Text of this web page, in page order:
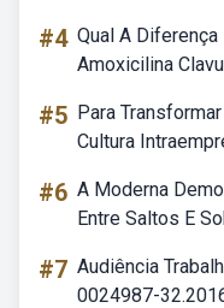
#4 Qual A
Amoxicilina
#5 Para
Cultura
#6 A Moderna
Entre Saltos E
#7 Audiência
0024987-